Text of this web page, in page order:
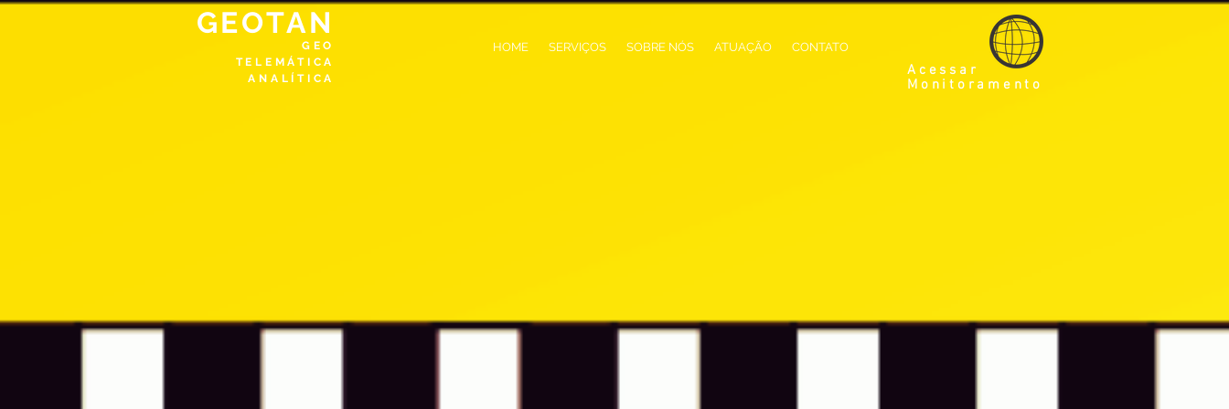
GEOTAN
GEO
TELEMÁTICA
ANALÍTICA
HOME SERVIÇOS SOBRE NÓS ATUAÇÃO CONTATO
Acessar
Monitoramento